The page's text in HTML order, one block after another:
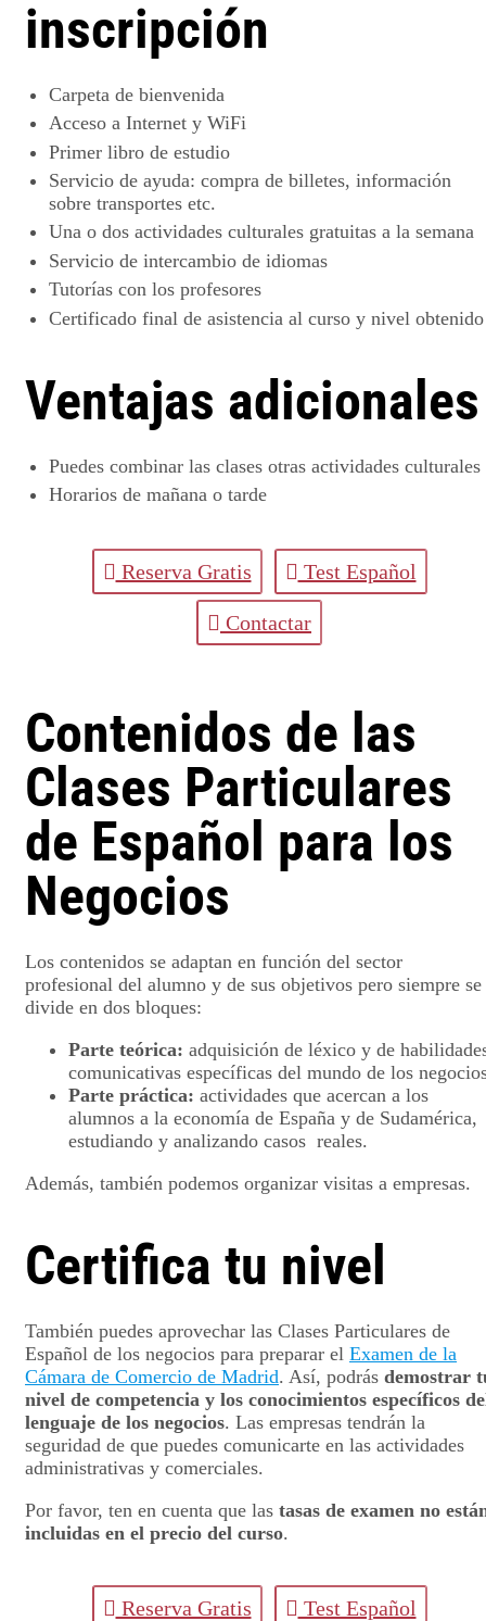
inscripción
Carpeta de bienvenida
Acceso a Internet y WiFi
Primer libro de estudio
Servicio de ayuda: compra de billetes, información
sobre transportes etc.
Una o dos actividades culturales gratuitas a la semana
Servicio de intercambio de idiomas
Tutorías con los profesores
Certificado final de asistencia al curso y nivel obtenido
Ventajas adicionales
Puedes combinar las clases otras actividades culturales
Horarios de mañana o tarde
Reserva Gratis Test Español
Contactar
Contenidos de las
Clases Particulares
de Español para los
Negocios
Los contenidos se adaptan en función del sector
profesional del alumno y de sus objetivos pero siempre se
divide en dos bloques:
Parte teórica: adquisición de léxico y de
comunicativas específicas del mundo de los
Parte práctica: actividades que acercan a los
alumnos a la economía de España y de Sudamérica,
estudiando y analizando casos reales.
Además, también podemos organizar visitas a empresas.
Certifica tu nivel
También puedes aprovechar las Clases Particulares de
Español de los negocios para preparar el Examen de la
Cámara de Comercio de Madrid. Así, podrás demostrar
nivel de competencia y los conocimientos específicos
lenguaje de los negocios. Las empresas tendrán la
seguridad de que puedes comunicarte en las actividades
administrativas y comerciales.
Por favor, ten en cuenta que las tasas de examen no
incluidas en el precio del curso.
Reserva Gratis Test Español